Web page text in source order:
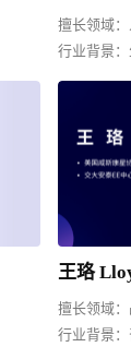
擅长领域：
行业背景：
王珞
擅长领域：
行业背景：